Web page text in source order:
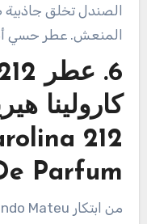
الصندل تخلق
المنعش. عطر حسي
كارولينا
Parfum